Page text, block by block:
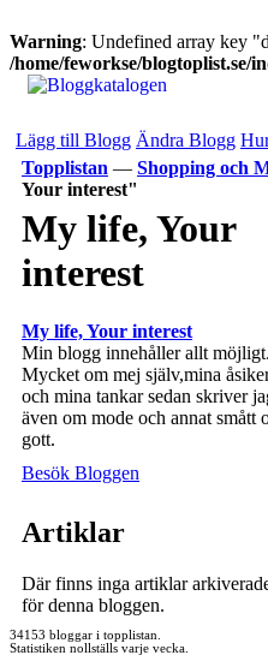
Warning: Undefined array key
/home/feworkse/blogtoplist.se/
Lägg till Blogg Ändra Blogg
Topplistan — Shopping och
Your interest"
My life, Your
interest
My life, Your interest
Min blogg innehåller allt möjligt.
Mycket om mej själv,mina
och mina tankar sedan skriver
även om mode och annat smått
gott.
Besök Bloggen
Artiklar
Där finns inga artiklar
för denna bloggen.
34153 bloggar i topplistan.
Statistiken nollställs varje vecka.